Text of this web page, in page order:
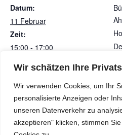
Wir schätzen Ihre
Wir verwenden Cookies, um Ihr
personalisierte Anzeigen oder
unseren Datenverkehr zu
akzeptieren" klicken, stimmen
Datum:
11 Februar
Zeit:
15:00 - 17:00
Sonntagsfrühstück
Copyright ©